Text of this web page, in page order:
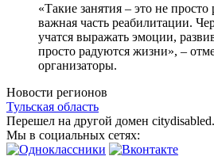
«Такие занятия – это не просто
важная часть реабилитации.
учатся выражать эмоции,
просто радуются жизни», –
организаторы.
Новости регионов
Тульская область
Перешел на другой домен
Мы в социальных сетях: